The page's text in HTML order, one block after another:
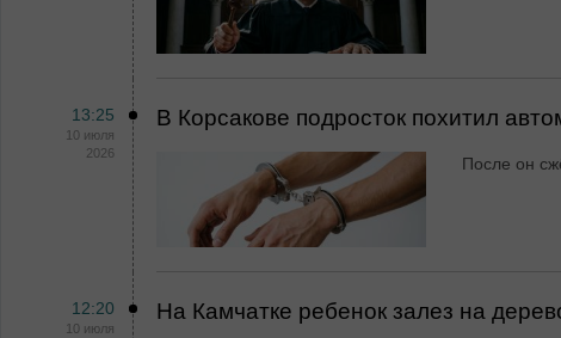
13:25
10 июля
2026
В Корсакове подросток похитил
После он
12:20
10 июля
На Камчатке ребенок залез на